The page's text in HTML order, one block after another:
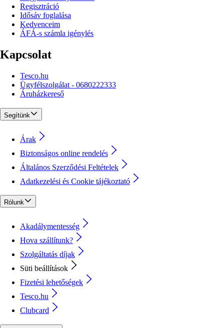
Regisztráció
Idősáv foglalása
Kedvenceim
ÁFÁ-s számla igénylés
Kapcsolat
Tesco.hu
Ügyfélszolgálat - 0680222333
Áruházkereső
Segítünk
Árak
Biztonságos online rendelés
Általános Szerződési Feltételek
Adatkezelési és Cookie tájékoztató
Rólunk
Akadálymentesség
Hova szállítunk?
Szolgáltatás díjak
Süti beállítások
Fizetési lehetőségek
Tesco.hu
Clubcard